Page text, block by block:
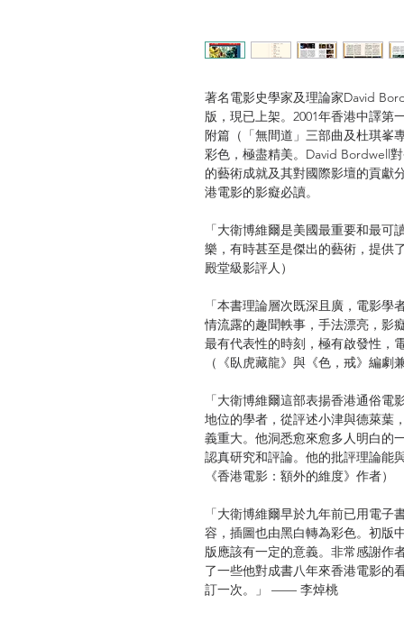
著名電影史學家及理論家David
版，現已上架。2001年香港中譯第
附篇（「無間道」三部曲及杜琪峯
彩色，極盡精美。David Bordwell
的藝術成就及其對國際影壇的貢獻
港電影的影癡必讀。
「大衛博維爾是美國最重要和最
樂，有時甚至是傑出的藝術，提
殿堂級影評人）
「本書理論層次既深且廣，電影
情流露的趣聞軼事，手法漂亮，影
最有代表性的時刻，極有啟發性
（《臥虎藏龍》與《色，戒》編劇
「大衛博維爾這部表揚香港通俗
地位的學者，從評述小津與德萊葉
義重大。他洞悉愈來愈多人明白
認真研究和評論。他的批評理論
《香港電影：額外的維度》作者）
「大衛博維爾早於九年前已用電
容，插圖也由黑白轉為彩色。初版
版應該有一定的意義。非常感謝作
了一些他對成書八年來香港電影的
訂一次。」 —— 李焯桃